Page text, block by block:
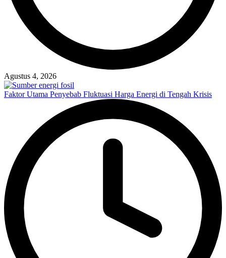
Agustus 4, 2026
Faktor Utama Penyebab Fluktuasi Harga Energi di Tengah Krisis